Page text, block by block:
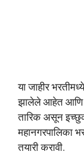
या जाहीर
झालेले आहेत आणि
तारिक असून
महानगरपालिका
तयारी करावी.